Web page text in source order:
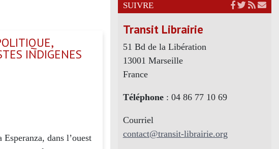
INDIGENES
dans l’ouest
SUIVRE
Transit Librairie
51 Bd de la Libération
13001 Marseille
France
Téléphone: 04 86 77 10 69
Courriel
contact@transit-librairie.org